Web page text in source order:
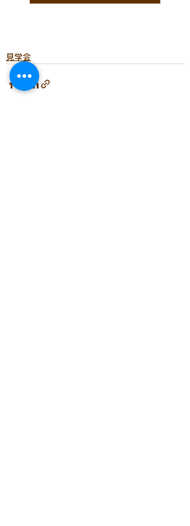
見学会